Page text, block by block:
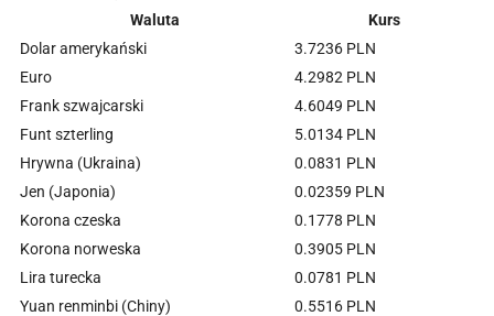
Waluta
Kurs
Dolar amerykański
3.7236 PLN
Euro
4.2982 PLN
Frank szwajcarski
4.6049 PLN
Funt szterling
5.0134 PLN
Hrywna (Ukraina)
0.0831 PLN
Jen (Japonia)
0.02359 PLN
Korona czeska
0.1778 PLN
Korona norweska
0.3905 PLN
Lira turecka
0.0781 PLN
Yuan renminbi (Chiny)
0.5516 PLN